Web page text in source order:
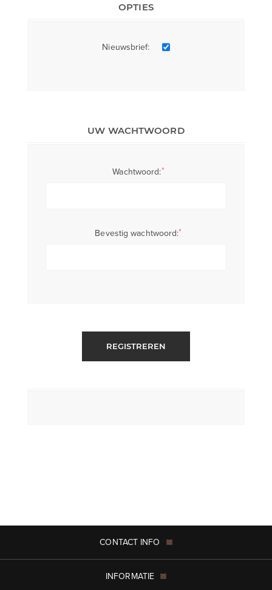
OPTIES
Nieuwsbrief:
UW WACHTWOORD
Wachtwoord:*
Bevestig wachtwoord:*
REGISTREREN
CONTACT INFO
INFORMATIE